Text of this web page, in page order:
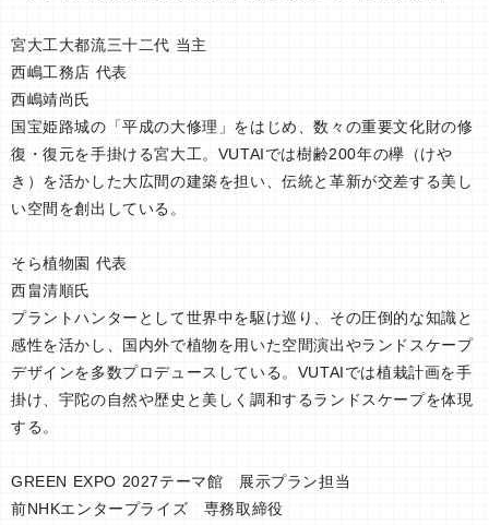
宮大工大都流三十二代 当主
西嶋工務店 代表
西嶋靖尚氏
国宝姫路城の「平成の大修理」をはじめ、数々の重要文化財の修
復・復元を手掛ける宮大工。VUTAIでは樹齢200年の欅（けや
き）を活かした大広間の建築を担い、伝統と革新が交差する美し
い空間を創出している。
そら植物園 代表
西畠清順氏
プラントハンターとして世界中を駆け巡り、その圧倒的な知識と
感性を活かし、国内外で植物を用いた空間演出やランドスケープ
デザインを多数プロデュースしている。VUTAIでは植栽計画を手
掛け、宇陀の自然や歴史と美しく調和するランドスケープを体現
する。
GREEN EXPO 2027テーマ館 展示プラン担当
前NHKエンタープライズ 専務取締役